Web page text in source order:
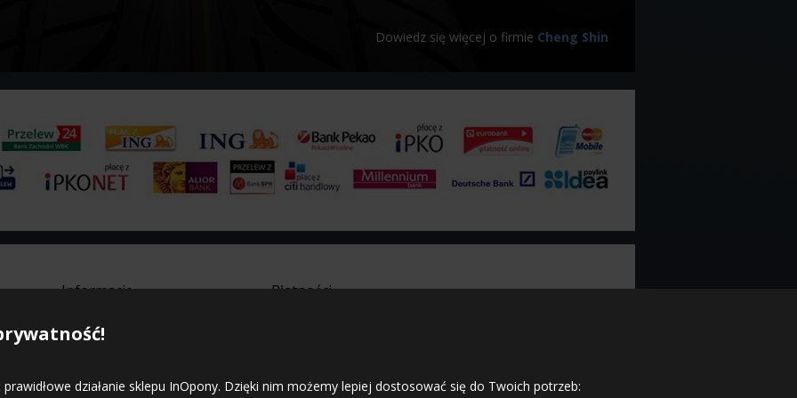
działanie sklepu InOpony. Dzięki nim możemy lepiej dostosować się do Twoich potrzeb:
Dowiedz się więcej o firmie Cheng Shin
Informacje
Strona główna
Regulamin sklepu
Kontakt
Płatności